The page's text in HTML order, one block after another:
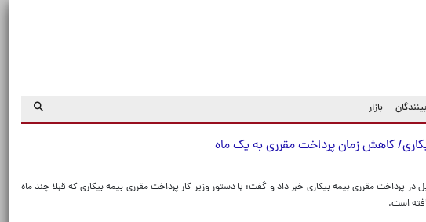
بازار
کاهش زمان پرداخت مقرری به یک ماه
در پرداخت مقرری بیمه بیکاری خبر داد و گفت: با دستور وزیر کار پرداخت مقرری بیمه بیکاری که قبلا چند ماه
است.